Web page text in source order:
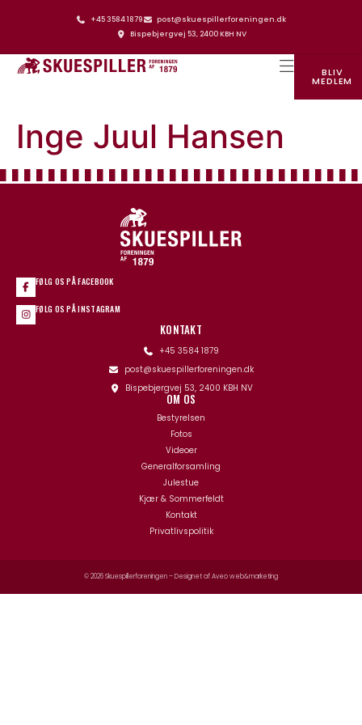
+45 3584 1879
post@skuespillerforeningen.dk
Bispebjergvej 53, 2400 KBH NV
BLIV
MEDLEM
Inge Juul Hansen
FØLG OS PÅ FACEBOOK
FØLG OS PÅ INSTAGRAM
KONTAKT
+45 3584 1879
post@skuespillerforeningen.dk
Bispebjergvej 53, 2400 KBH NV
OM OS
Bestyrelsen
Fotos
Videoer
Generalforsamling
Julestue
Kjær & Sommerfeldt
Kontakt
Privatlivspolitik
© 2026 Skuespillerforeningen – Designet afAveo web&marketing